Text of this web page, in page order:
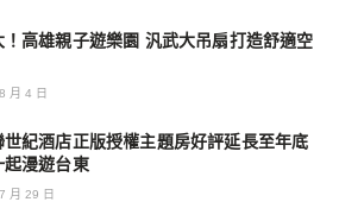
！高雄親子遊樂園 汎武大吊扇打造舒適空
月 4 日
世紀酒店正版授權主題房好評延長至年底
起漫遊台東
月 29 日